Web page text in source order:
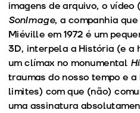
imagens de arquivo, o
SonImage, a companhia
Miéville em 1972 é um
3D, interpela a História (e a
um clímax no monumental
traumas do nosso tempo e
limites) com que (não)
uma assinatura